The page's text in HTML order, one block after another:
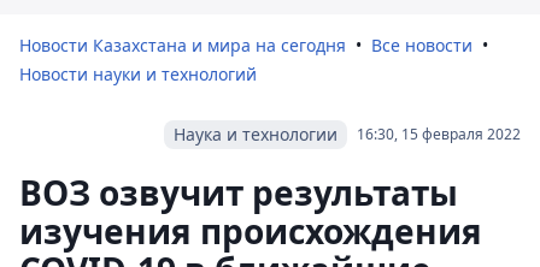
Новости Казахстана и мира на сегодня
Все новости
Новости науки и технологий
16:30, 15 февраля 2022
Наука и технологии
ВОЗ озвучит результаты
изучения происхождения